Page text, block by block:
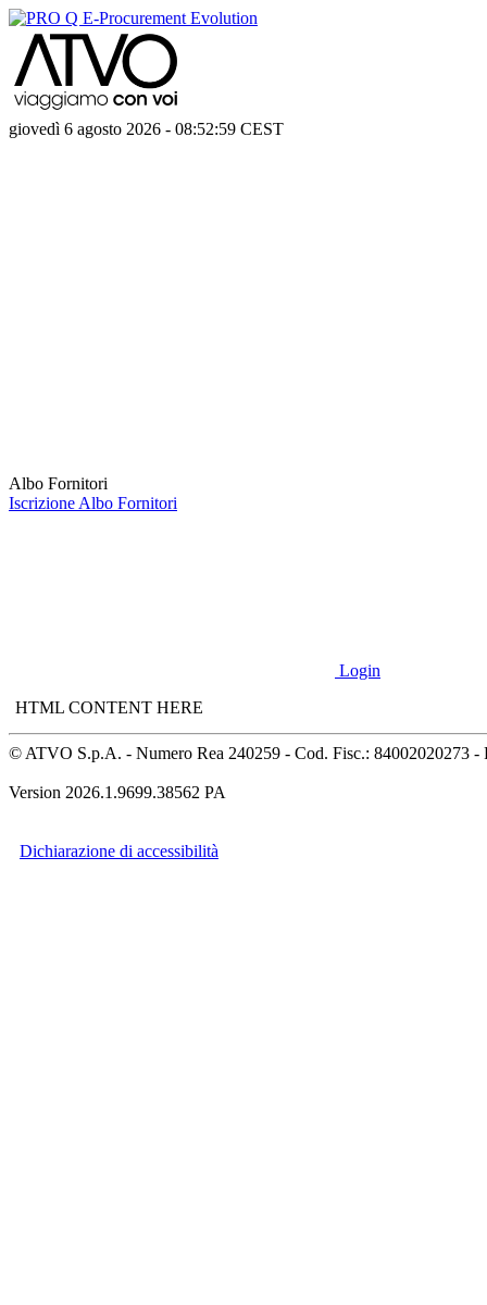
giovedì 6 agosto 2026 - 08:52:59 CEST
Albo Fornitori
Iscrizione Albo Fornitori
Login
HTML CONTENT HERE
© ATVO S.p.A. - Numero Rea 240259 - Cod. Fisc.: 84002020273 -
Version 2026.1.9699.38562 PA
Dichiarazione di accessibilità